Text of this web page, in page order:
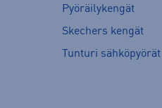
Pyöräilykengät
Skechers kengät
Tunturi sähköpyörät